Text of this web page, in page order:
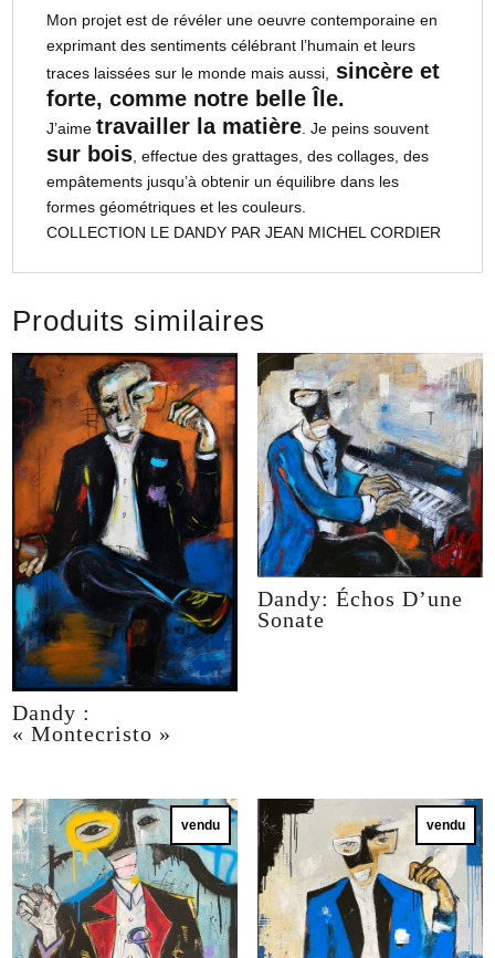
Mon projet est de révéler une oeuvre contemporaine en
exprimant des sentiments célébrant l’humain et leurs
traces laissées sur le monde mais aussi, sincère et
forte, comme notre belle Île.
J’aimetravailler la matière. Je peins souvent
sur bois, effectue des grattages, des collages, des
empâtements jusqu’à obtenir un équilibre dans les
formes géométriques et les couleurs.
COLLECTION LE DANDY PAR JEAN MICHEL CORDIER
Produits similaires
Dandy :
« Montecristo »
Dandy: Échos D’une
Sonate
vendu vendu